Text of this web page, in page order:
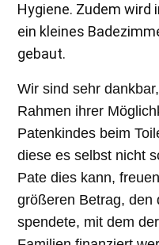
Hygiene. Zudem wird
ein kleines
gebaut.
Wir sind sehr
Rahmen ihrer
Patenkindes beim
diese es selbst nicht
Pate dies kann,
größeren Betrag, den
spendete, mit dem